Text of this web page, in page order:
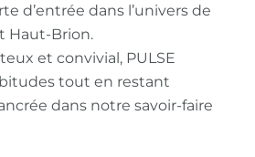
d’entrée dans l’univers de
Haut-Brion.
et convivial, PULSE
tout en restant
dans notre savoir-faire